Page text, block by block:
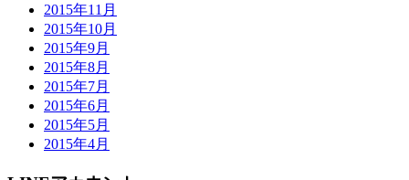
2015年11月
2015年10月
2015年9月
2015年8月
2015年7月
2015年6月
2015年5月
2015年4月